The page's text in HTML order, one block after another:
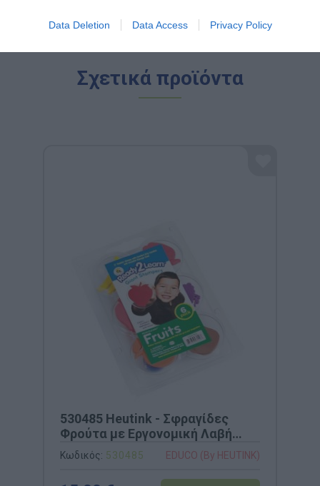
Data Deletion Data Access Privacy Policy
Σχετικά προϊόντα
530485 Heutink - Σφραγίδες
Φρούτα με Εργονομική Λαβή
(Σετ 6)
Κωδικός: 530485 EDUCO (By HEUTINK)